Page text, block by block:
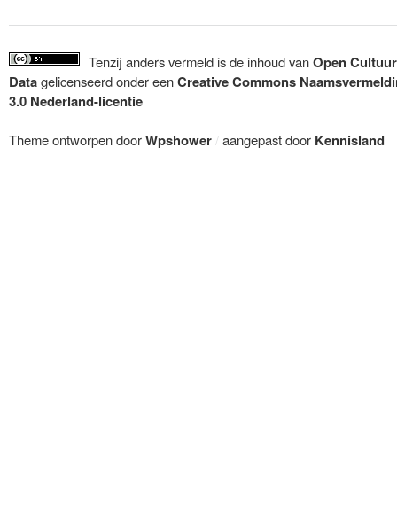
Tenzij anders vermeld is de inhoud vanOpen Cultuur
Datagelicenseerd onder eenCreative Commons
3.0 Nederland-licentie
Theme ontworpen doorWpshower /aangepast door Kennisland